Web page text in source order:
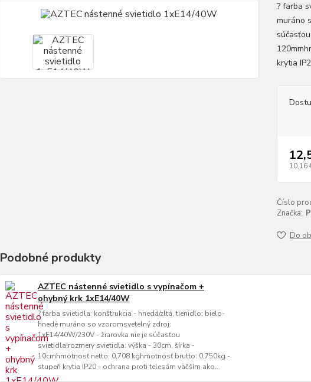
? farba
muráno
krytia
10,16
Číslo
Značka:
Do
Podobné produkty
AZTEC nástenné svietidlo s vypínačom +
ohybný krk 1xE14/40W
? farba svietidla: konštrukcia - hnedá/zltá, tienidlo: bielo-
hnedé muráno so vzoromsvetelný zdroj:
1xE14/40W/230V - žiarovka nie je súčasťou
svietidla!rozmery svietidla: výška - 30cm, šírka -
10cmhmotnosť netto: 0,708 kghmotnosť brutto: 0,750kg -
stupeň krytia IP20 - ochrana proti telesám väčším ako...